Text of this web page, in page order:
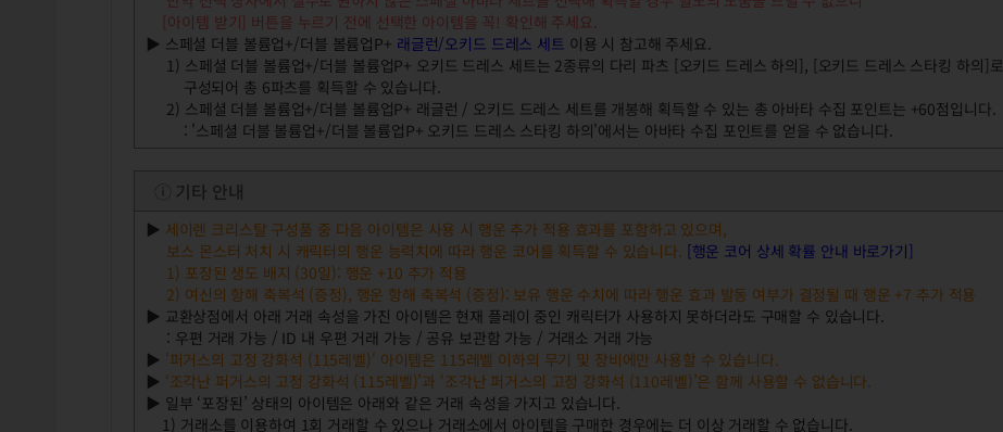
[아이템 받기] 버튼을 누르기 전에 선택한 아이템을 꼭! 확인해 주세요.
▶ 스페셜 더블 볼륨업+/더블 볼륨업P+ 래글런/오키드 드레스 세트 이용 시 참고해 주세요.
1) 스페셜 더블 볼륨업+/더블 볼륨업P+ 오키드 드레스 세트는 2종류의 다리 파츠 [오키드 드레스 하의], [오키드 드레스 스타킹 하의]로
구성되어 총 6파츠를 획득할 수 있습니다.
2) 스페셜 더블 볼륨업+/더블 볼륨업P+ 래글런 / 오키드 드레스 세트를 개봉해 획득할 수 있는 총 아바타 수집 포인트는 +60점입니다.
: '스페셜 더블 볼륨업+/더블 볼륨업P+ 오키드 드레스 스타킹 하의'에서는 아바타 수집 포인트를 얻을 수 없습니다.
ⓘ 기타 안내
▶ 세이렌 크리스탈 구성품 중 다음 아이템은 사용 시 행운 추가 적용 효과를 포함하고 있으며,
보스 몬스터 처치 시 캐릭터의 행운 능력치에 따라 행운 코어를 획득할 수 있습니다. [행운 코어 상세 확률 안내 바로가기]
1) 포장된 생도 배지 (30일): 행운 +10 추가 적용
2) 여신의 항해 축복석 (증정), 행운 항해 축복석 (증정): 보유 행운 수치에 따라 행운 효과 발동 여부가 결정될 때 행운 +7 추가 적용
▶ 교환상점에서 아래 거래 속성을 가진 아이템은 현재 플레이 중인 캐릭터가 사용하지 못하더라도 구매할 수 있습니다.
: 우편 거래 가능 / ID 내 우편 거래 가능 / 공유 보관함 가능 / 거래소 거래 가능
▶ '퍼거스의 고정 강화석 (115레벨)' 아이템은 115레벨 이하의 무기 및 장비에만 사용할 수 있습니다.
▶ ‘조각난 퍼거스의 고정 강화석 (115레벨)’과 ‘조각난 퍼거스의 고정 강화석 (110레벨)’은 함께 사용할 수 없습니다.
▶ 일부 ‘포장된’ 상태의 아이템은 아래와 같은 거래 속성을 가지고 있습니다.
1) 거래소를 이용하여 1회 거래할 수 있으나 거래소에서 아이템을 구매한 경우에는 더 이상 거래할 수 없습니다.